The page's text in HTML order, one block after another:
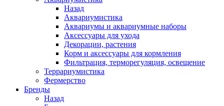
Назад
Аквариумистика
Аквариумы и аквариумные наборы
Аксессуары для ухода
Декорации, растения
Корм и аксессуары для кормления
Фильтрация, терморегуляция, освещение
Террариумистика
Фермерство
Бренды
Назад